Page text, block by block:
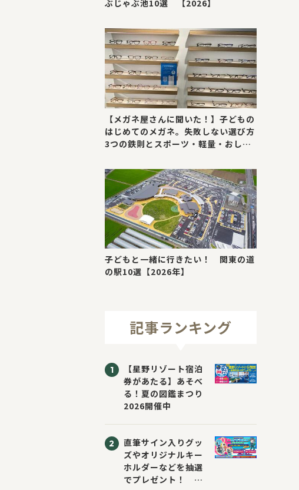
ぶじゃぶ池10選 【2026】
【メガネ屋さんに聞いた！】子どもの
はじめてのメガネ。失敗しない選び方
3つの鉄則とスポーツ・軽量・おしゃ
子どもと一緒に行きたい！ 関東の道
の駅10選【2026年】
記事ランキング
【星野リゾート宿泊
券があたる】あそべ
る！夏の図鑑まつり
2026開催中
直筆サイン入りグッ
ズやオリジナルキー
ホルダーなどを抽選
でプレゼント！